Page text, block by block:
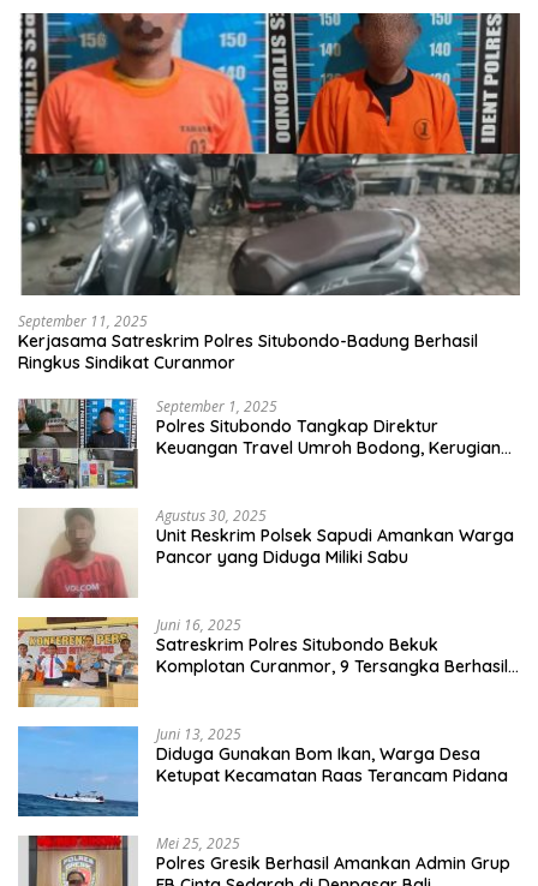
September 11, 2025
Kerjasama Satreskrim Polres Situbondo-Badung Berhasil
Ringkus Sindikat Curanmor
September 1, 2025
Polres Situbondo Tangkap Direktur
Keuangan Travel Umroh Bodong, Kerugian
Agustus 30, 2025
Unit Reskrim Polsek Sapudi Amankan Warga
Pancor yang Diduga Miliki Sabu
Juni 16, 2025
Satreskrim Polres Situbondo Bekuk
Komplotan Curanmor, 9 Tersangka Berhasil
Juni 13, 2025
Diduga Gunakan Bom Ikan, Warga Desa
Ketupat Kecamatan Raas Terancam Pidana
Mei 25, 2025
Polres Gresik Berhasil Amankan Admin Grup